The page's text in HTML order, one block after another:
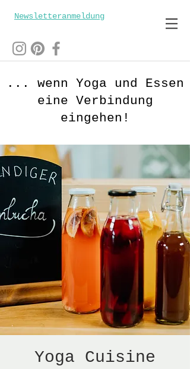
Newsletteranmeldung
... wenn Yoga und Essen
eine Verbindung
eingehen!
Yoga Cuisine